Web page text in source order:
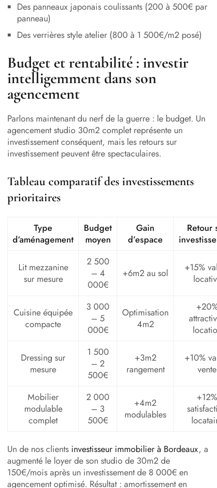
Des panneaux japonais coulissants (200 à 500€ par
panneau)
Des verrières style atelier (800 à 1 500€/m2 posé)
Budget et rentabilité : investir
intelligemment dans son
agencement
Parlons maintenant du nerf de la guerre : le budget. Un
agencement studio 30m2 complet représente un
investissement conséquent, mais les retours sur
investissement peuvent être spectaculaires.
Tableau comparatif des investissements
prioritaires
Type
d’aménagement
Budget
moyen
Gain
d’espace
Retour
Lit mezzanine
sur mesure
2 500
– 4
000€
+6m2 au sol
+15%
Cuisine équipée
compacte
3 000
– 5
000€
Optimisation
4m2
Dressing sur
mesure
1 500
– 2
500€
+3m2
rangement
+10%
vente
Mobilier
modulable
complet
2 000
– 3
500€
+4m2
modulables
+12%
Un de nos clients investisseur immobilier à Bordeaux, a
augmenté le loyer de son studio de 30m2 de
150€/mois après un investissement de 8 000€ en
agencement optimisé. Résultat : amortissement en